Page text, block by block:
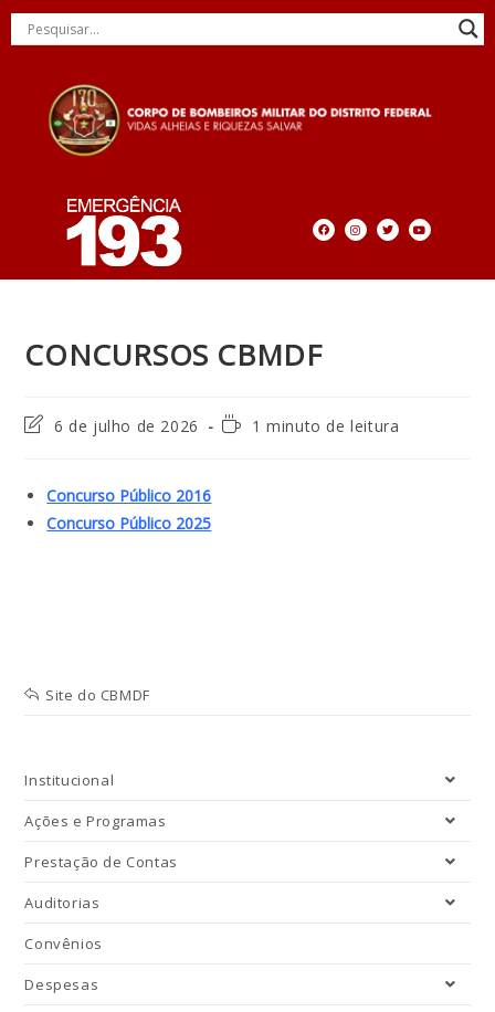
CONCURSOS CBMDF
6 de julho de 2026 1 minuto de leitura
Concurso Público 2016
Concurso Público 2025
Site do CBMDF
Institucional
Ações e Programas
Prestação de Contas
Auditorias
Convênios
Despesas